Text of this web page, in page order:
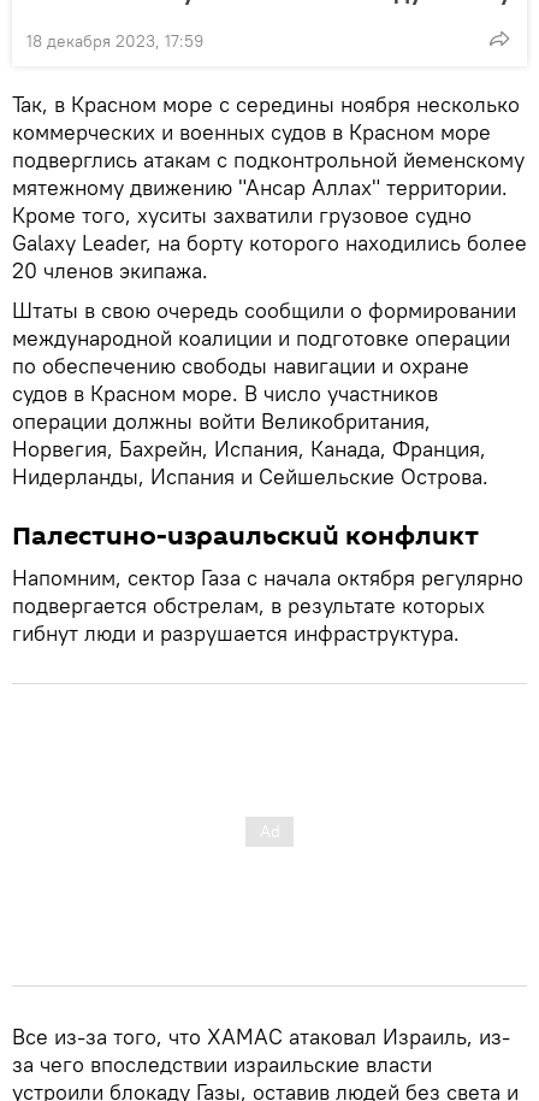
18 декабря 2023, 17:59
Так, в Красном море с середины ноября несколько
коммерческих и военных судов в Красном море
подверглись атакам с подконтрольной йеменскому
мятежному движению "Ансар Аллах" территории.
Кроме того, хуситы захватили грузовое судно
Galaxy Leader, на борту которого находились более
20 членов экипажа.
Штаты в свою очередь сообщили о формировании
международной коалиции и подготовке операции
по обеспечению свободы навигации и охране
судов в Красном море. В число участников
операции должны войти Великобритания,
Норвегия, Бахрейн, Испания, Канада, Франция,
Нидерланды, Испания и Сейшельские Острова.
Палестино-израильский конфликт
Напомним, сектор Газа с начала октября регулярно
подвергается обстрелам, в результате которых
гибнут люди и разрушается инфраструктура.
Все из-за того, что ХАМАС атаковал Израиль, из-
за чего впоследствии израильские власти
устроили блокаду Газы, оставив людей без света и